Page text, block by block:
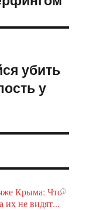
убить
у
i
Крыма: Что
их не видят...